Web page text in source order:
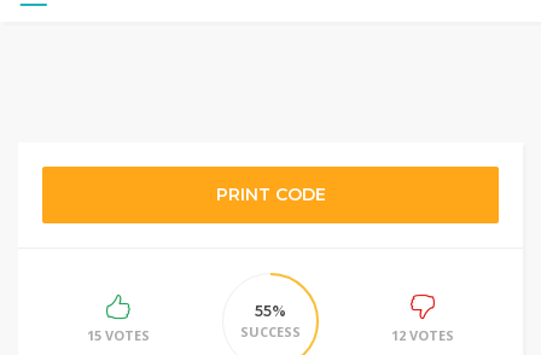
PRINT CODE
15 VOTES
55%
SUCCESS
12 VOTES